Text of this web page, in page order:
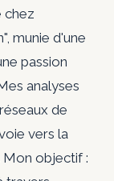
chez
munie d'une
passion
analyses
de
vers la
Mon objectif :